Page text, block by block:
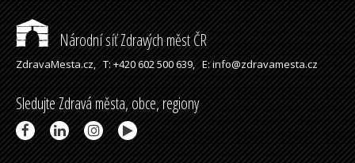
Národní síť Zdravých měst ČR
ZdravaMesta.cz,T: +420 602 500 639,E: info@zdravamesta.cz
Sledujte Zdravá města, obce, regiony